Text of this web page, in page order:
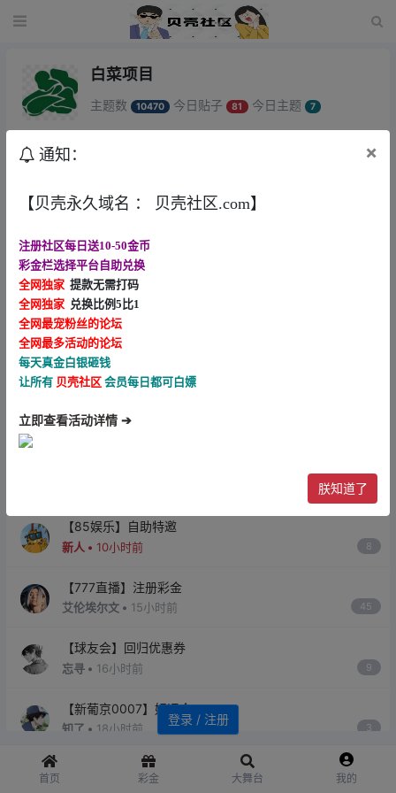
白菜项目
主题数 10470 今日贴子 81 今日主题 7
到账情况： 全部
Angelaviv • 1小时前
【新葡京7133】回归28好运金
Angelaviv • 1小时前
【Bet5体育注册送24】
知了 • 6小时前
知了 • 7小时前
36
【85娱乐】自助特邀
新人 • 10小时前 8
【777直播】注册彩金
艾伦埃尔文 • 15小时前 45
【球友会】回归优惠券
忘寻 • 16小时前 9
【新葡京0007】好运金
知了 • 18小时前 3
【脱衣直播】电话彩金
通知： ×
【贝壳永久域名 ： 贝壳社区.com】
注册社区每日送10-50金币
彩金栏选择平台自助兑换
全网独家 提款无需打码
全网独家 兑换比例5比1
全网最宠粉丝的论坛
全网最多活动的论坛
每天真金白银砸钱
让所有 贝壳社区 会员每日都可白嫖
立即查看活动详情 ➔
朕知道了
首页 彩金 大舞台 我的
登录 / 注册